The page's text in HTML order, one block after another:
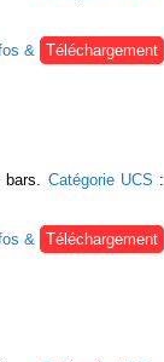
&
Téléchargement
bars. Catégorie UCS :
& Téléchargement